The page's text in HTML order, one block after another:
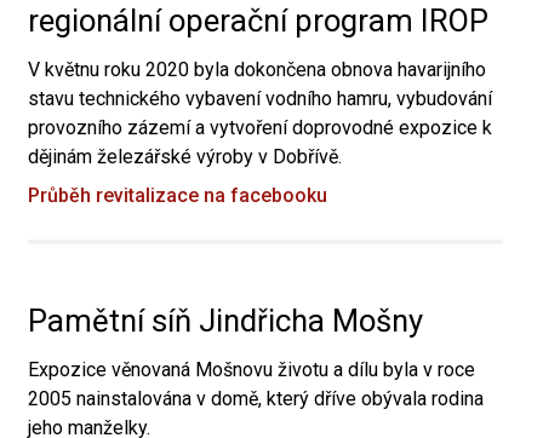
regionální operační program IROP
V květnu roku 2020 byla dokončena obnova havarijního
stavu technického vybavení vodního hamru, vybudování
provozního zázemí a vytvoření doprovodné expozice k
dějinám železářské výroby v Dobřívě.
Průběh revitalizace na facebooku
Pamětní síň Jindřicha Mošny
Expozice věnovaná Mošnovu životu a dílu byla v roce
2005 nainstalována v domě, který dříve obývala rodina
jeho manželky.